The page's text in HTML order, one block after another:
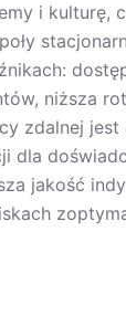
i kulturę,
niższa
zdalnej jest
dla
jakość